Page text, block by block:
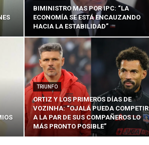
BIMINISTRO MAS POR IPC: “LA
ECONOMÍA SE ESTÁ ENCAUZANDO
HACIA LA ESTABILIDAD”
TRIUNFO
ORTIZ Y LOS PRIMEROS DÍAS DE
VOZINHA: “OJALÁ PUEDA COMPETIR
A LA PAR DE SUS COMPAÑEROS LO
MÁS PRONTO POSIBLE”